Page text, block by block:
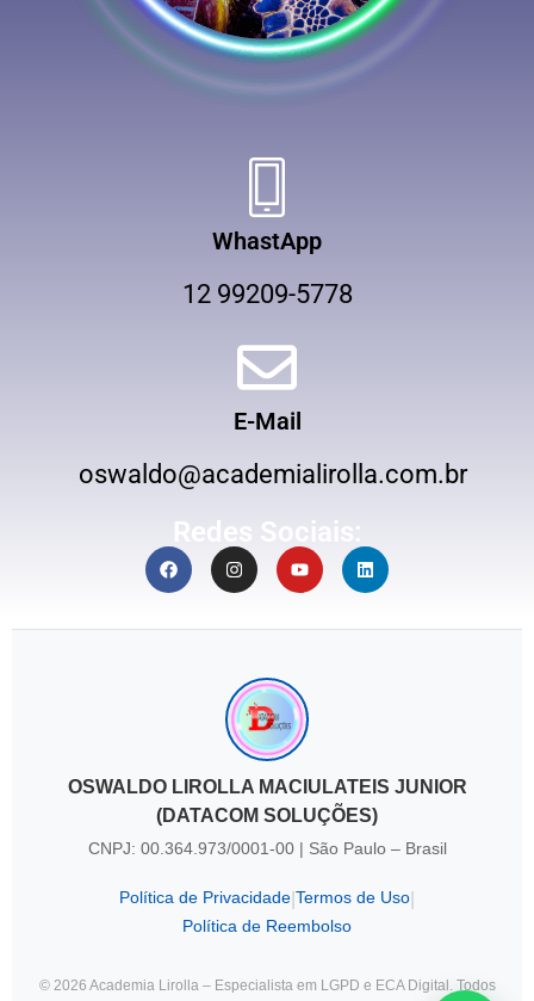
WhastApp
12 99209-5778
E-Mail
oswaldo@academialirolla.com.br
Redes Sociais:
OSWALDO LIROLLA MACIULATEIS JUNIOR
(DATACOM SOLUÇÕES)
CNPJ: 00.364.973/0001-00 | São Paulo – Brasil
Política de Privacidade Termos de Uso
Política de Reembolso
© 2026 Academia Lirolla – Especialista em LGPD e ECA Digital. Todos